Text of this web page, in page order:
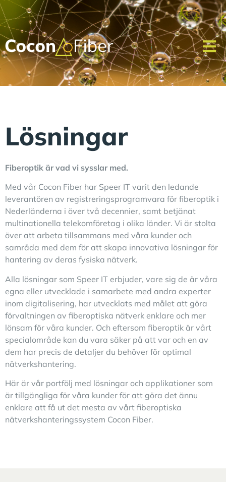
Lösningar
Fiberoptik är vad vi sysslar med.
Med vår Cocon Fiber har Speer IT varit den ledande
leverantören av registreringsprogramvara för fiberoptik i
Nederländerna i över två decennier, samt betjänat
multinationella telekomföretag i olika länder. Vi är stolta
över att arbeta tillsammans med våra kunder och
samråda med dem för att skapa innovativa lösningar för
hantering av deras fysiska nätverk.
Alla lösningar som Speer IT erbjuder, vare sig de är våra
egna eller utvecklade i samarbete med andra experter
inom digitalisering, har utvecklats med målet att göra
förvaltningen av fiberoptiska nätverk enklare och mer
lönsam för våra kunder. Och eftersom fiberoptik är vårt
specialområde kan du vara säker på att var och en av
dem har precis de detaljer du behöver för optimal
nätverkshantering.
Här är vår portfölj med lösningar och applikationer som
är tillgängliga för våra kunder för att göra det ännu
enklare att få ut det mesta av vårt fiberoptiska
nätverkshanteringssystem Cocon Fiber.